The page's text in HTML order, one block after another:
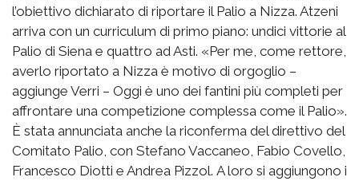
l’obiettivo dichiarato di riportare il Palio a Nizza. Atzeni
arriva con un curriculum di primo piano: undici vittorie al
Palio di Siena e quattro ad Asti. «Per me, come rettore,
averlo riportato a Nizza è motivo di orgoglio –
aggiunge Verri – Oggi è uno dei fantini più completi per
affrontare una competizione complessa come il Palio».
È stata annunciata anche la riconferma del direttivo del
Comitato Palio, con Stefano Vaccaneo, Fabio Covello,
Francesco Diotti e Andrea Pizzol. A loro si aggiungono i